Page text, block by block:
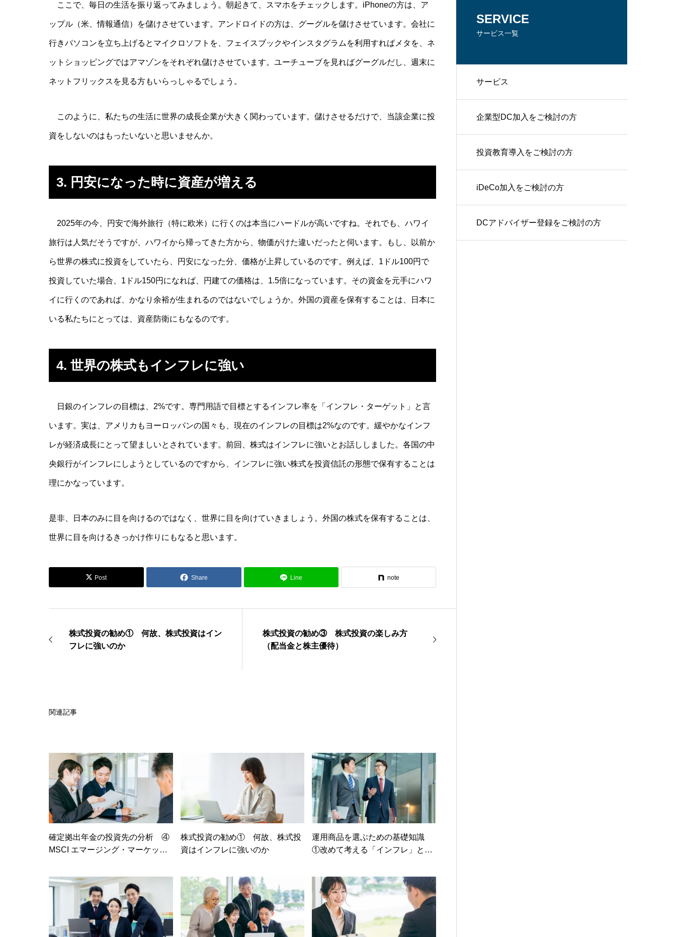
ここで、毎日の生活を振り返ってみましょう。朝起きて、スマホをチェックします。iPhoneの方は、ア
ップル（米、情報通信）を儲けさせています。アンドロイドの方は、グーグルを儲けさせています。会社に
行きパソコンを立ち上げるとマイクロソフトを、フェイスブックやインスタグラムを利用すればメタを、ネ
ットショッピングではアマゾンをそれぞれ儲けさせています。ユーチューブを見ればグーグルだし、週末に
ネットフリックスを見る方もいらっしゃるでしょう。
このように、私たちの生活に世界の成長企業が大きく関わっています。儲けさせるだけで、当該企業に投
資をしないのはもったいないと思いませんか。
3. 円安になった時に資産が増える
2025年の今、円安で海外旅行（特に欧米）に行くのは本当にハードルが高いですね。それでも、ハワイ
旅行は人気だそうですが、ハワイから帰ってきた方から、物価がけた違いだったと伺います。もし、以前か
ら世界の株式に投資をしていたら、円安になった分、価格が上昇しているのです。例えば、1ドル100円で
投資していた場合、1ドル150円になれば、円建ての価格は、1.5倍になっています。その資金を元手にハワ
イに行くのであれば、かなり余裕が生まれるのではないでしょうか。外国の資産を保有することは、日本に
いる私たちにとっては、資産防衛にもなるのです。
4. 世界の株式もインフレに強い
日銀のインフレの目標は、2%です。専門用語で目標とするインフレ率を「インフレ・ターゲット」と言
います。実は、アメリカもヨーロッパンの国々も、現在のインフレの目標は2%なのです。緩やかなインフ
レが経済成長にとって望ましいとされています。前回、株式はインフレに強いとお話ししました。各国の中
央銀行がインフレにしようとしているのですから、インフレに強い株式を投資信託の形態で保有することは
理にかなっています。
是非、日本のみに目を向けるのではなく、世界に目を向けていきましょう。外国の株式を保有することは、
世界に目を向けるきっかけ作りにもなると思います。
Post Share Line note
株式投資の勧め① 何故、株式投資はイン
フレに強いのか
株式投資の勧め③ 株式投資の楽しみ方
（配当金と株主優待）
関連記事
確定拠出年金の投資先の分析 ④
MSCI エマージング・マーケッ
株式投資の勧め① 何故、株式投
資はインフレに強いのか
運用商品を選ぶための基礎知識
①改めて考える「インフレ」と私
SERVICE
サービス一覧
サービス
企業型DC加入をご検討の方
投資教育導入をご検討の方
iDeCo加入をご検討の方
DCアドバイザー登録をご検討の方